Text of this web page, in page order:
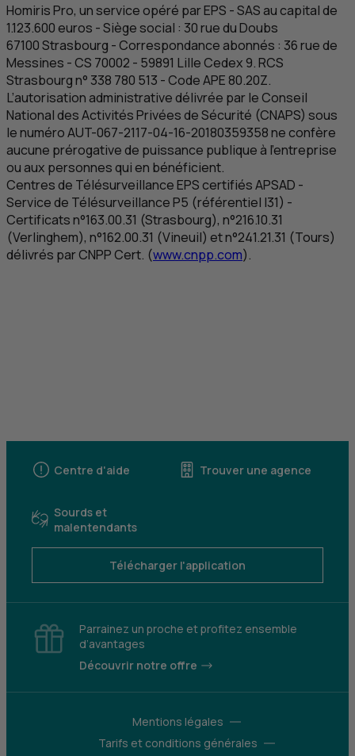
Homiris Pro, un service opéré parEPS -SASau capital de
1.123.600 euros - Siège social : 30 rue du Doubs
67100Strasbourg - Correspondance abonnés : 36 rue de
Messines -CS 70002 - 59891 Lille Cedex9.RCS
Strasbourg n° 338 780 513 - CodeAPE80.20Z.
L’autorisation administrative délivrée par le Conseil
National des Activités Privées de Sécurité (CNAPS) sous
le numéro AUT-067-2117-04-16-20180359358 ne confère
aucune prérogative de puissance publique à l'entreprise
ou aux personnes qui en bénéficient.
Centres de TélésurveillanceEPScertifiés APSAD -
Service de Télésurveillance P5 (référentiel I31) -
Certificats n°163.00.31 (Strasbourg), n°216.10.31
(Verlinghem), n°162.00.31 (Vineuil) et n°241.21.31 (Tours)
délivrés parCNPPCert. (www.cnpp.com).
Centre d'aide Trouver une agence
Sourds et
malentendants
Télécharger l'application
Parrainez un proche et profitez ensemble
d’avantages
Découvrir notre offre
Mentions légales
Tarifs et conditions générales